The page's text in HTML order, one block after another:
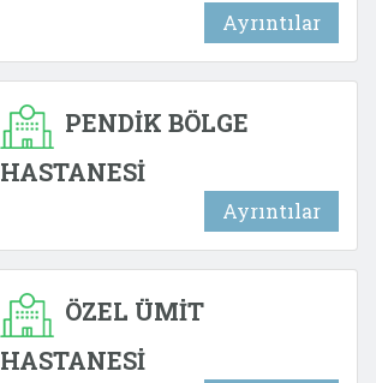
Ayrıntılar
PENDİK BÖLGE
HASTANESİ
Ayrıntılar
ÖZEL ÜMİT
HASTANESİ